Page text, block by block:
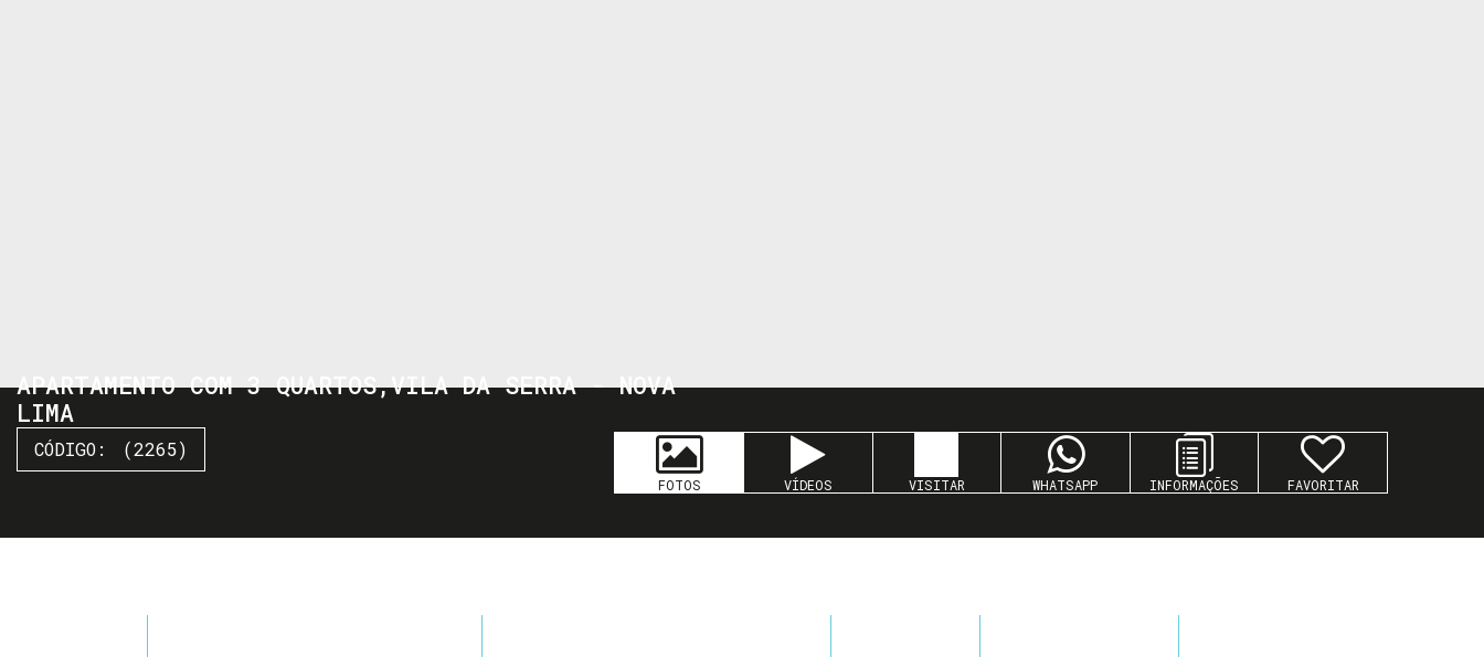
FOTOS VÍDEOS WHATSAPP FAVORITAR
APARTAMENTO COM 3 QUARTOS,VILA DA SERRA - NOVA
LIMA
(2265)